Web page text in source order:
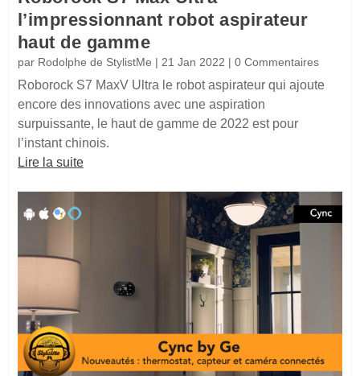
l’impressionnant robot aspirateur
haut de gamme
par Rodolphe de StylistMe | 21 Jan 2022 | 0 Commentaires
Roborock S7 MaxV Ultra le robot aspirateur qui ajoute
encore des innovations avec une aspiration
surpuissante, le haut de gamme de 2022 est pour
l’instant chinois.
Lire la suite